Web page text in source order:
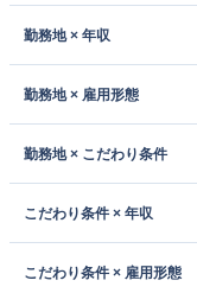
勤務地 × 年収
勤務地 × 雇用形態
勤務地 × こだわり条件
こだわり条件 × 年収
こだわり条件 × 雇用形態